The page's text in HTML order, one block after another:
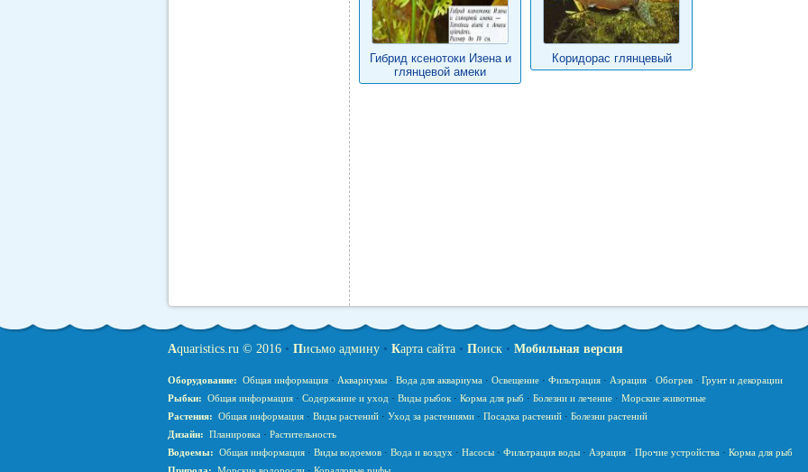
Гибрид ксенотоки Изена и
глянцевой амеки
Коридорас глянцевый
Aquaristics.ru © 2016• Письмо админу• Карта сайта• Поиск• Мобильная версия
Оборудование: Общая информация· Аквариумы· Вода для аквариума· Освещение· Фильтрация· Аэрация· Обогрев· Грунт и декорации
Рыбки: Общая информация· Содержание и уход · Виды рыбок· Корма для рыб· Болезни и лечение· Морские животные
Растения: Общая информация· Виды растений· Уход за растениями· Посадка растений· Болезни растений
Дизайн: Планировка· Растительность
Водоемы: Общая информация· Виды водоемов· Вода и воздух · Насосы· Фильтрация воды· Аэрация· Прочие устройства· Корма для рыб